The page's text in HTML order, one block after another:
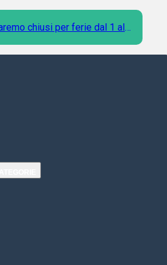
chiusi per ferie dal 1 al 9
Agosto